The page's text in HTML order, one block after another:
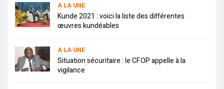
A LA UNE
Kunde 2021 : voici la liste des différentes
œuvres kundéables
A LA UNE
Situation sécuritaire : le CFOP appelle à la
vigilance